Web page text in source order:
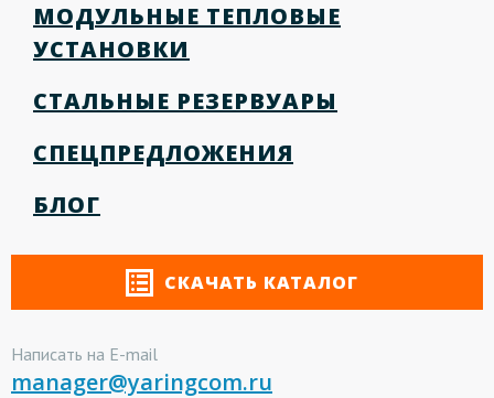
МОДУЛЬНЫЕ ТЕПЛОВЫЕ
УСТАНОВКИ
СТАЛЬНЫЕ РЕЗЕРВУАРЫ
СПЕЦПРЕДЛОЖЕНИЯ
БЛОГ
СКАЧАТЬ КАТАЛОГ
Написать на E-mail
manager@yaringcom.ru